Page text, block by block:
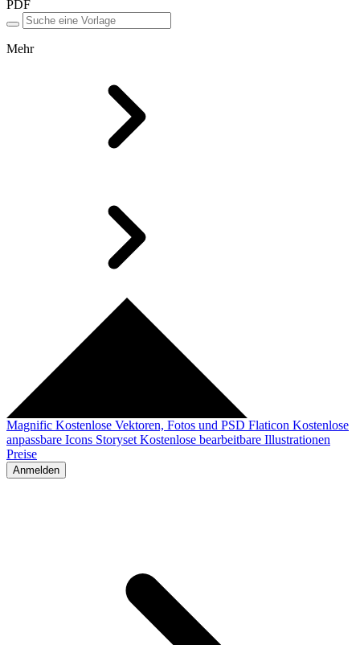
PDF
Mehr
Magnific Kostenlose Vektoren, Fotos und PSD Flaticon Kostenlose
anpassbare Icons Storyset Kostenlose bearbeitbare Illustrationen
Preise
Anmelden